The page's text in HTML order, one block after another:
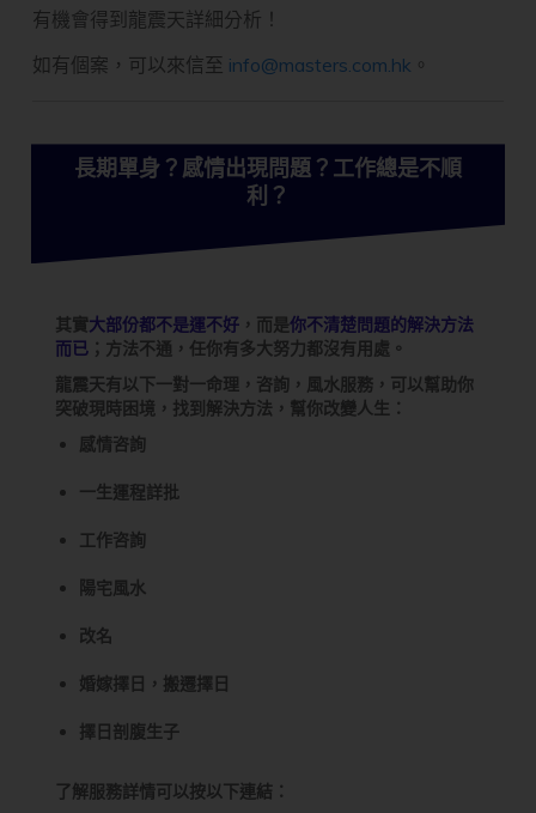
有機會得到龍震天詳細分析！
如有個案，可以來信至 info@masters.com.hk 。
長期單身？感情出現問題？工作總是不順
利？
其實大部份都不是運不好 ，而是你不清楚問題的解決方法
而已 ；方法不通，任你有多大努力都沒有用處。
龍震天有以下一對一命理，咨詢，風水服務，可以幫助你
突破現時困境，找到解決方法，幫你改變人生：
感情咨詢
一生運程詳批
工作咨詢
陽宅風水
改名
婚嫁擇日，搬遷擇日
擇日剖腹生子
了解服務詳情可以按以下連結：